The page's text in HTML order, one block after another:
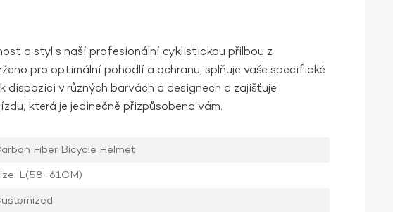
a styl s naší profesionální cyklistickou přilbou z
pro optimální pohodlí a ochranu, splňuje vaše specifické
dispozici v různých barvách a designech a zajišťuje
která je jedinečně přizpůsobena vám.
Fiber Bicycle Helmet
L(58-61CM)